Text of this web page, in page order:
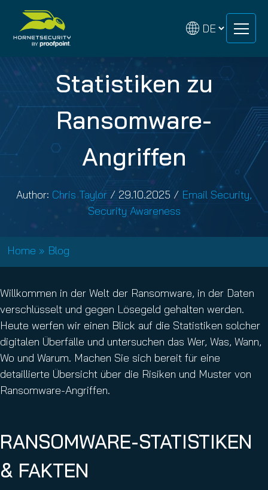
Inhalt
springen
Inhalt
springen
Statistiken zu
Ransomware-
Angriffen
Author: Chris Taylor / 29.10.2025 / Email Security,
Security Awareness
Home » Blog
Willkommen in der Welt der Ransomware, in der Daten
verschlüsselt und gegen Lösegeld gehalten werden.
Heute werfen wir einen Blick auf die Statistiken solcher
digitalen Überfälle und untersuchen das Wer, Was, Wann,
Wo und Warum. Machen Sie sich bereit für eine
detaillierte Übersicht über die Risiken und Muster von
Ransomware-Angriffen.
RANSOMWARE-STATISTIKEN
& FAKTEN